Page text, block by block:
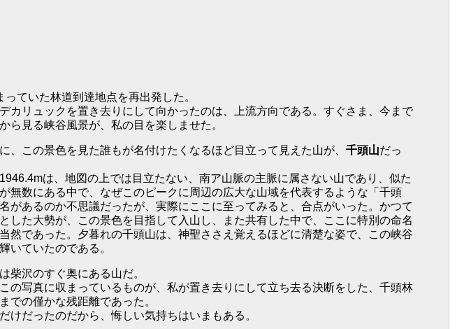
っていた林道到達地点を再出発した。
カリュックを置き去りにして向かったのは、上流方向である。すぐさま、今まで
ら見る峡谷風景が、私の目を楽しませた。
、この景色を見た誰もが名付けたくなるほど目立って見えた山が、 千頭山だっ
は、地図の上では目立たない、南ア山脈の主脈に属さない山であり、似た
無数にある中で、なぜこのピークに周辺の広大な山域を代表するような「千頭
があるのか不思議だったが、実際にここに至ってみると、合点がいった。かつて
した大勢が、この景色を目指して入山し、また共有した中で、ここに特別の命名
然であった。夕暮れの千頭山は、神聖ささえ覚えるほどに清楚な姿で、この峡谷
いていたのである。
柴沢のすぐ奥にある山だ。
の写真に収まっているものが、私が置き去りにして立ち去る決断をした、千頭林
での僅かな残距離であった。
けだったのだから、悔しい気持ちはいまもある。